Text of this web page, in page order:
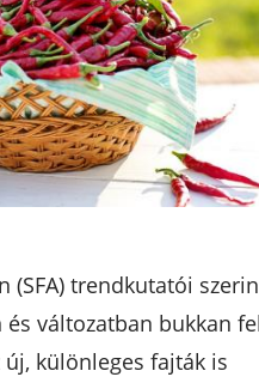
(SFA) trendkutatói
változatban bukkan
különleges fajták is